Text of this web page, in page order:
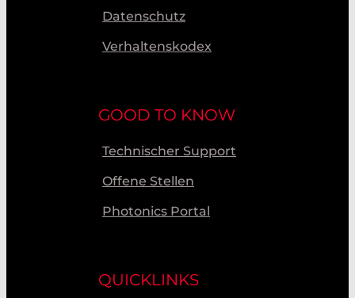
Datenschutz
Verhaltenskodex
GOOD TO KNOW
Technischer Support
Offene Stellen
Photonics Portal
QUICKLINKS